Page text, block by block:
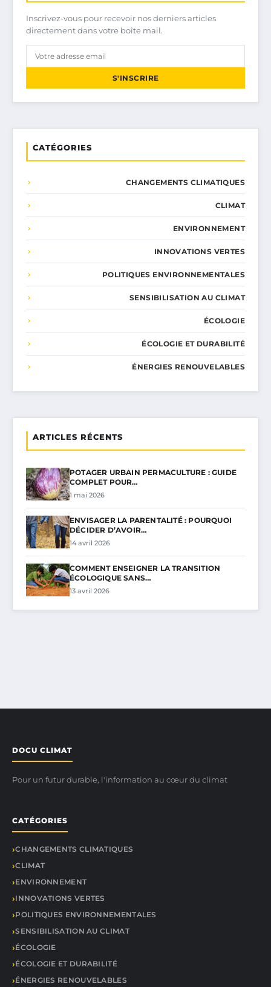
Inscrivez-vous pour recevoir nos derniers articles
directement dans votre boîte mail.
S'INSCRIRE
CATÉGORIES
CHANGEMENTS CLIMATIQUES
CLIMAT
ENVIRONNEMENT
INNOVATIONS VERTES
POLITIQUES ENVIRONNEMENTALES
SENSIBILISATION AU CLIMAT
ÉCOLOGIE
ÉCOLOGIE ET DURABILITÉ
ÉNERGIES RENOUVELABLES
ARTICLES RÉCENTS
POTAGER URBAIN PERMACULTURE : GUIDE
COMPLET POUR…
1 mai 2026
ENVISAGER LA PARENTALITÉ : POURQUOI
DÉCIDER D’AVOIR…
14 avril 2026
COMMENT ENSEIGNER LA TRANSITION
ÉCOLOGIQUE SANS…
13 avril 2026
DOCU CLIMAT
Pour un futur durable, l'information au cœur du climat
CATÉGORIES
CHANGEMENTS CLIMATIQUES
CLIMAT
ENVIRONNEMENT
INNOVATIONS VERTES
POLITIQUES ENVIRONNEMENTALES
SENSIBILISATION AU CLIMAT
ÉCOLOGIE
ÉCOLOGIE ET DURABILITÉ
ÉNERGIES RENOUVELABLES